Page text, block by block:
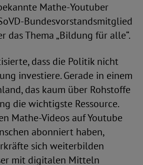
Mathe-Youtuber
Bundesvorstandsmitglied
das Thema „Bildung für alle“.
dass die Politik nicht
investiere. Gerade in einem
das kaum über Rohstoffe
die wichtigste Ressource.
Mathe-Videos auf Youtube
abonniert haben,
sich weiterbilden
mit digitalen Mitteln